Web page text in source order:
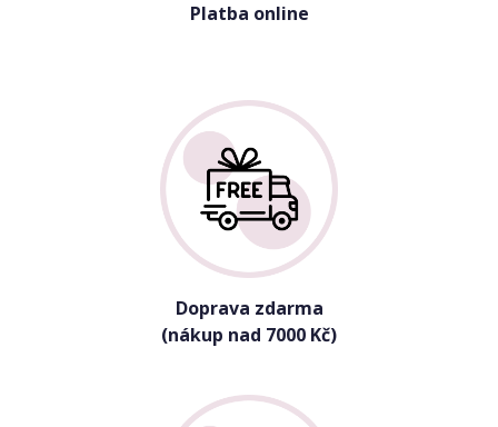
Platba online
Doprava zdarma
(nákup nad 7000 Kč)